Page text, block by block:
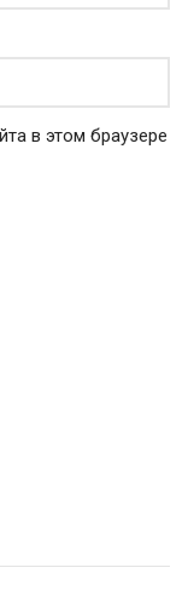
в этом браузере